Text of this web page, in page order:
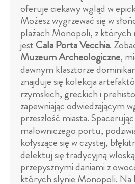
oferuje ciekawy wgląd w
Możesz wygrzewać się w
plażach Monopoli, z których
jestCala Porta Vecchia.
Muzeum Archeologiczne,
dawnym klasztorze
znajduje się kolekcja
rzymskich, greckich i
zapewniając odwiedzającym
przeszłość miasta.
malowniczego portu,
kołyszące się w czystej,
delektuj się tradycyjną
przepysznymi daniami z
których słynie Monopoli. Na